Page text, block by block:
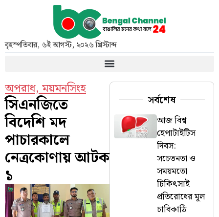
বৃহস্পতিবার, ৬ই আগস্ট, ২০২৬ খ্রিস্টাব্দ
অপরাধ,ময়মনসিংহ
সিএনজিতে
বিদেশি মদ
পাচারকালে
নেত্রকোণায় আটক
১
সর্বশেষ
আজ বিশ্ব
হেপাটাইটিস
দিবস:
সচেতনতা ও
সময়মতো
চিকিৎসাই
প্রতিরোধের মূল
চাবিকাঠি